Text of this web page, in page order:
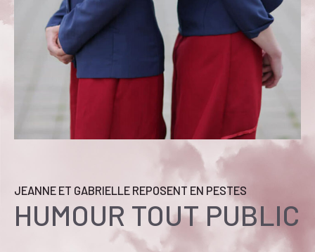
JEANNE ET GABRIELLE REPOSENT EN PESTES
HUMOUR TOUT PUBLIC